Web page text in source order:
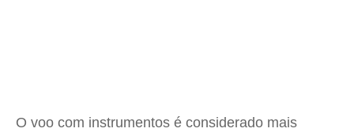
O voo com instrumentos é considerado mais